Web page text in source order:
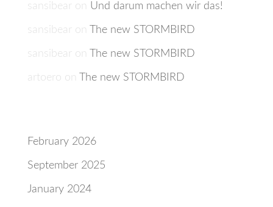
sansibear on Und darum machen wir das!
sansibear on The new STORMBIRD
sansibear on The new STORMBIRD
artoero on The new STORMBIRD
February 2026
September 2025
January 2024